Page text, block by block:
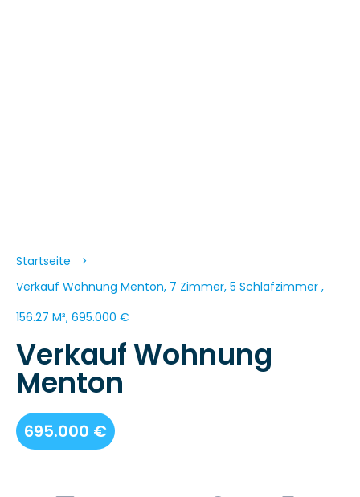
Startseite
Verkauf Wohnung Menton, 7 Zimmer, 5 Schlafzimmer ,
156.27 M², 695.000 €
Verkauf Wohnung
Menton
695.000 €